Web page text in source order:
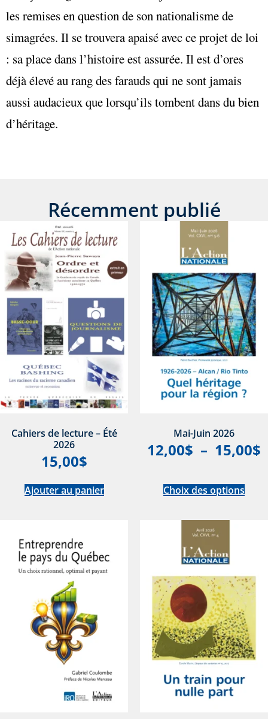
les remises en question de son nationalisme de
simagrées. Il se trouvera apaisé avec ce projet de loi
: sa place dans l’histoire est assurée. Il est d’ores
déjà élevé au rang des farauds qui ne sont jamais
aussi audacieux que lorsqu’ils tombent dans du bien
d’héritage.
Récemment publié
Cahiers de lecture – Été
2026
15,00$
Ajouter au panier
Mai-Juin 2026
12,00$ – 15,00$
Choix des options